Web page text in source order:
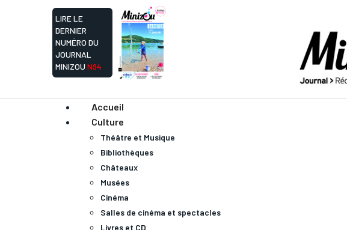
LIRE LE
DERNIER
NUMÉRO DU
JOURNAL
MINIZOU N94
Accueil
Culture
Théâtre et Musique
Bibliothèques
Châteaux
Musées
Cinéma
Salles de cinéma et spectacles
Livres et CD